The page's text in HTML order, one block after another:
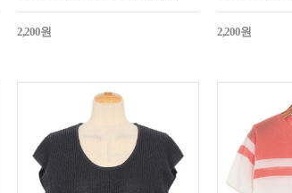
2,200원 2,200원